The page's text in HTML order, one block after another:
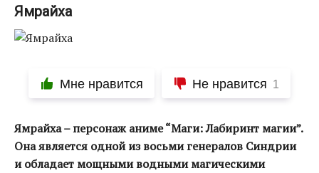
Ямрайха
Мне нравится Не нравится 1
Ямрайха – персонаж аниме “Маги: Лабиринт магии”.
Она является одной из восьми генералов Синдрии
и обладает мощными водными магическими